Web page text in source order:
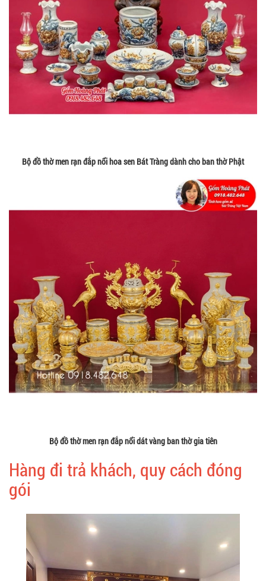
Bộ đồ thờ men rạn đắp nổi hoa sen Bát Tràng dành cho ban thờ Phật
Bộ đồ thờ men rạn đắp nổi dát vàng ban thờ gia tiên
Hàng đi trả khách, quy cách đóng
gói